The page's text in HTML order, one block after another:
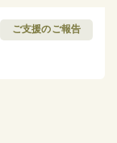
ご支援のご報告